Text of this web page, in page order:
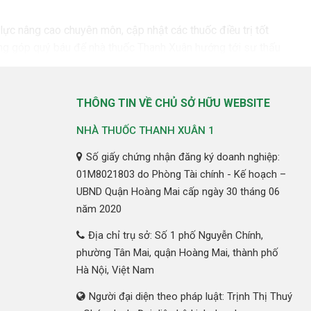
nâng cao chuyên môn, cập nhật các thuốc điều trị tốt
góp quý báu để nhà thuốc Thanh Xuân hướng tới sự thấu
nhận đơn thuốc, thông tin đến dịch vụ chăm sóc khách
giá được niêm yết rõ ràng và cam kết luôn luôn tốt nhất
THÔNG TIN VỀ CHỦ SỞ HỮU WEBSITE
NHÀ THUỐC THANH XUÂN 1
Số giấy chứng nhận đăng ký doanh nghiệp:
01M8021803 do Phòng Tài chính - Kế hoạch –
UBND Quận Hoàng Mai cấp ngày 30 tháng 06
năm 2020
Địa chỉ trụ sở: Số 1 phố Nguyễn Chính,
phường Tân Mai, quận Hoàng Mai, thành phố
Hà Nội, Việt Nam
Người đại diện theo pháp luật: Trịnh Thị Thuý